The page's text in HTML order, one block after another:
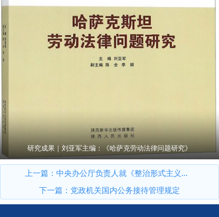
研究成果｜刘亚军主编：《哈萨克劳动法律问题研究》
上一篇： 中央办公厅负责人就《整治形式主义为基层减负若干规定》答记者问
下一篇： 党政机关国内公务接待管理规定